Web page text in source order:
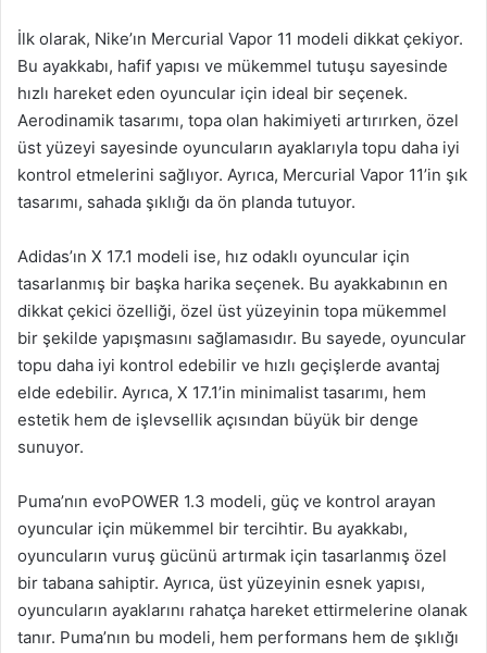
İlk olarak, Nike’ın Mercurial Vapor 11 modeli dikkat çekiyor.
Bu ayakkabı, hafif yapısı ve mükemmel tutuşu sayesinde
hızlı hareket eden oyuncular için ideal bir seçenek.
Aerodinamik tasarımı, topa olan hakimiyeti artırırken, özel
üst yüzeyi sayesinde oyuncuların ayaklarıyla topu daha iyi
kontrol etmelerini sağlıyor. Ayrıca, Mercurial Vapor 11’in şık
tasarımı, sahada şıklığı da ön planda tutuyor.
Adidas’ın X 17.1 modeli ise, hız odaklı oyuncular için
tasarlanmış bir başka harika seçenek. Bu ayakkabının en
dikkat çekici özelliği, özel üst yüzeyinin topa mükemmel
bir şekilde yapışmasını sağlamasıdır. Bu sayede, oyuncular
topu daha iyi kontrol edebilir ve hızlı geçişlerde avantaj
elde edebilir. Ayrıca, X 17.1’in minimalist tasarımı, hem
estetik hem de işlevsellik açısından büyük bir denge
sunuyor.
Puma’nın evoPOWER 1.3 modeli, güç ve kontrol arayan
oyuncular için mükemmel bir tercihtir. Bu ayakkabı,
oyuncuların vuruş gücünü artırmak için tasarlanmış özel
bir tabana sahiptir. Ayrıca, üst yüzeyinin esnek yapısı,
oyuncuların ayaklarını rahatça hareket ettirmelerine olanak
tanır. Puma’nın bu modeli, hem performans hem de şıklığı